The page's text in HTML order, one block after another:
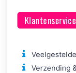
Verzending